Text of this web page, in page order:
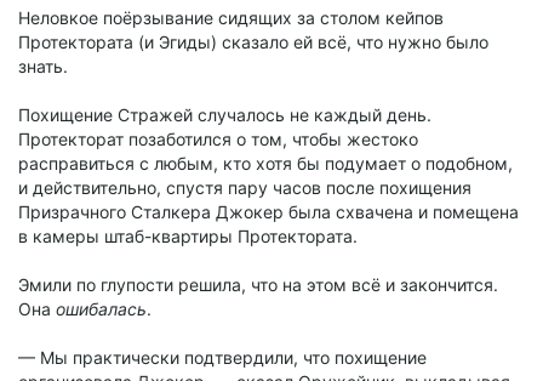
Неловкое поёрзывание сидящих за столом кейпов
Протектората (и Эгиды) сказало ей всё, что нужно было
знать.
Похищение Стражей случалось не каждый день.
Протекторат позаботился о том, чтобы жестоко
расправиться с любым, кто хотя бы подумает о подобном,
и действительно, спустя пару часов после похищения
Призрачного Сталкера Джокер была схвачена и помещена
в камеры штаб-квартиры Протектората.
Эмили по глупости решила, что на этом всё и закончится.
Она ошибалась.
— Мы практически подтвердили, что похищение